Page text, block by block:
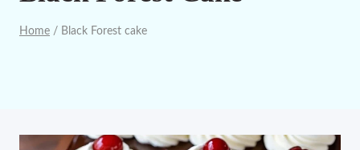
Home / Black Forest cake